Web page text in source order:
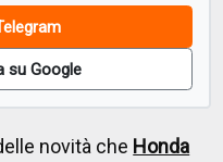
su Google
novità che Honda